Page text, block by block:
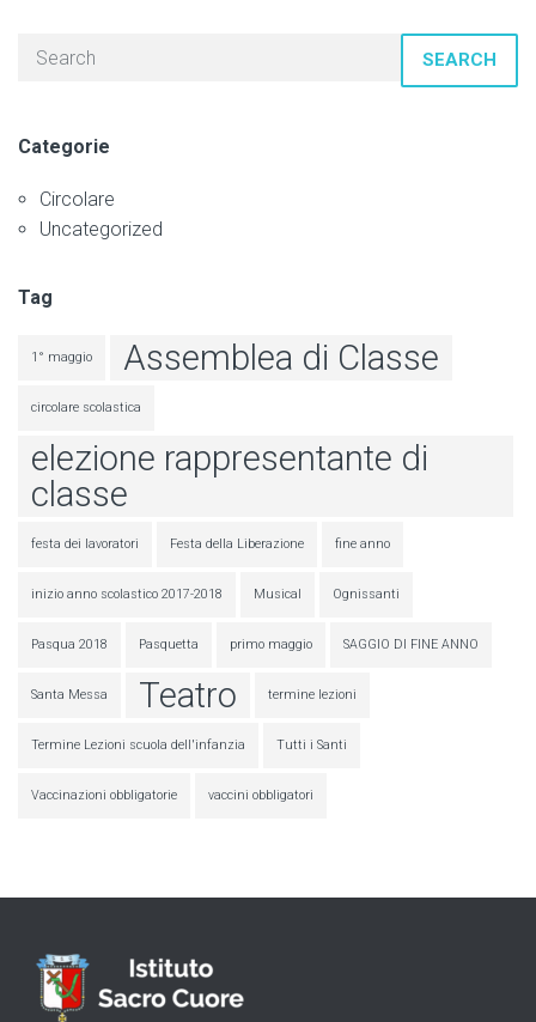
SEARCH
Categorie
Circolare
Uncategorized
Tag
1° maggio Assemblea di Classe
circolare scolastica
elezione rappresentante di
classe
festa dei lavoratori Festa della Liberazione fine anno
inizio anno scolastico 2017-2018 Musical Ognissanti
Pasqua 2018 Pasquetta primo maggio SAGGIO DI FINE ANNO
Santa Messa Teatro termine lezioni
Termine Lezioni scuola dell'infanzia Tutti i Santi
Vaccinazioni obbligatorie vaccini obbligatori